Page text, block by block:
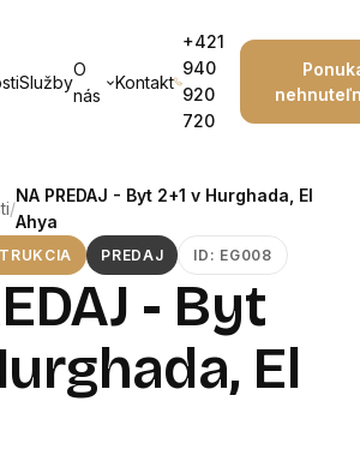
Služby
O
nás
Kontakt
+421
940
920
720
/
NA PREDAJ - Byt 2+1 v Hurghada, El
Ahya
PREDAJ ID: EG008
- Byt
El